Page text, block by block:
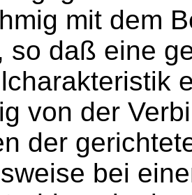
mit dem
so daß eine
von der
der
bei